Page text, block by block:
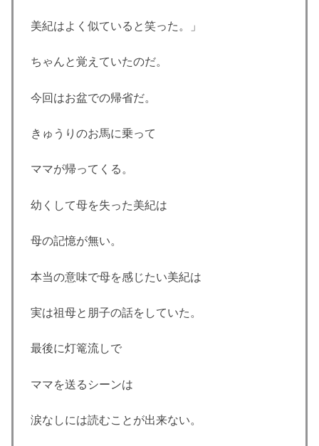
美紀はよく似ていると笑った。」
ちゃんと覚えていたのだ。
今回はお盆での帰省だ。
きゅうりのお馬に乗って
ママが帰ってくる。
幼くして母を失った美紀は
母の記憶が無い。
本当の意味で母を感じたい美紀は
実は祖母と朋子の話をしていた。
最後に灯篭流しで
ママを送るシーンは
涙なしには読むことが出来ない。